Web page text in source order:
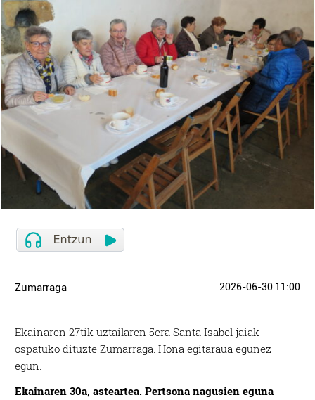
Zumarraga 2026-06-30 11:00
Ekainaren 27tik uztailaren 5era Santa Isabel jaiak
ospatuko dituzte Zumarraga. Hona egitaraua egunez
egun.
Ekainaren 30a, asteartea. Pertsona nagusien eguna